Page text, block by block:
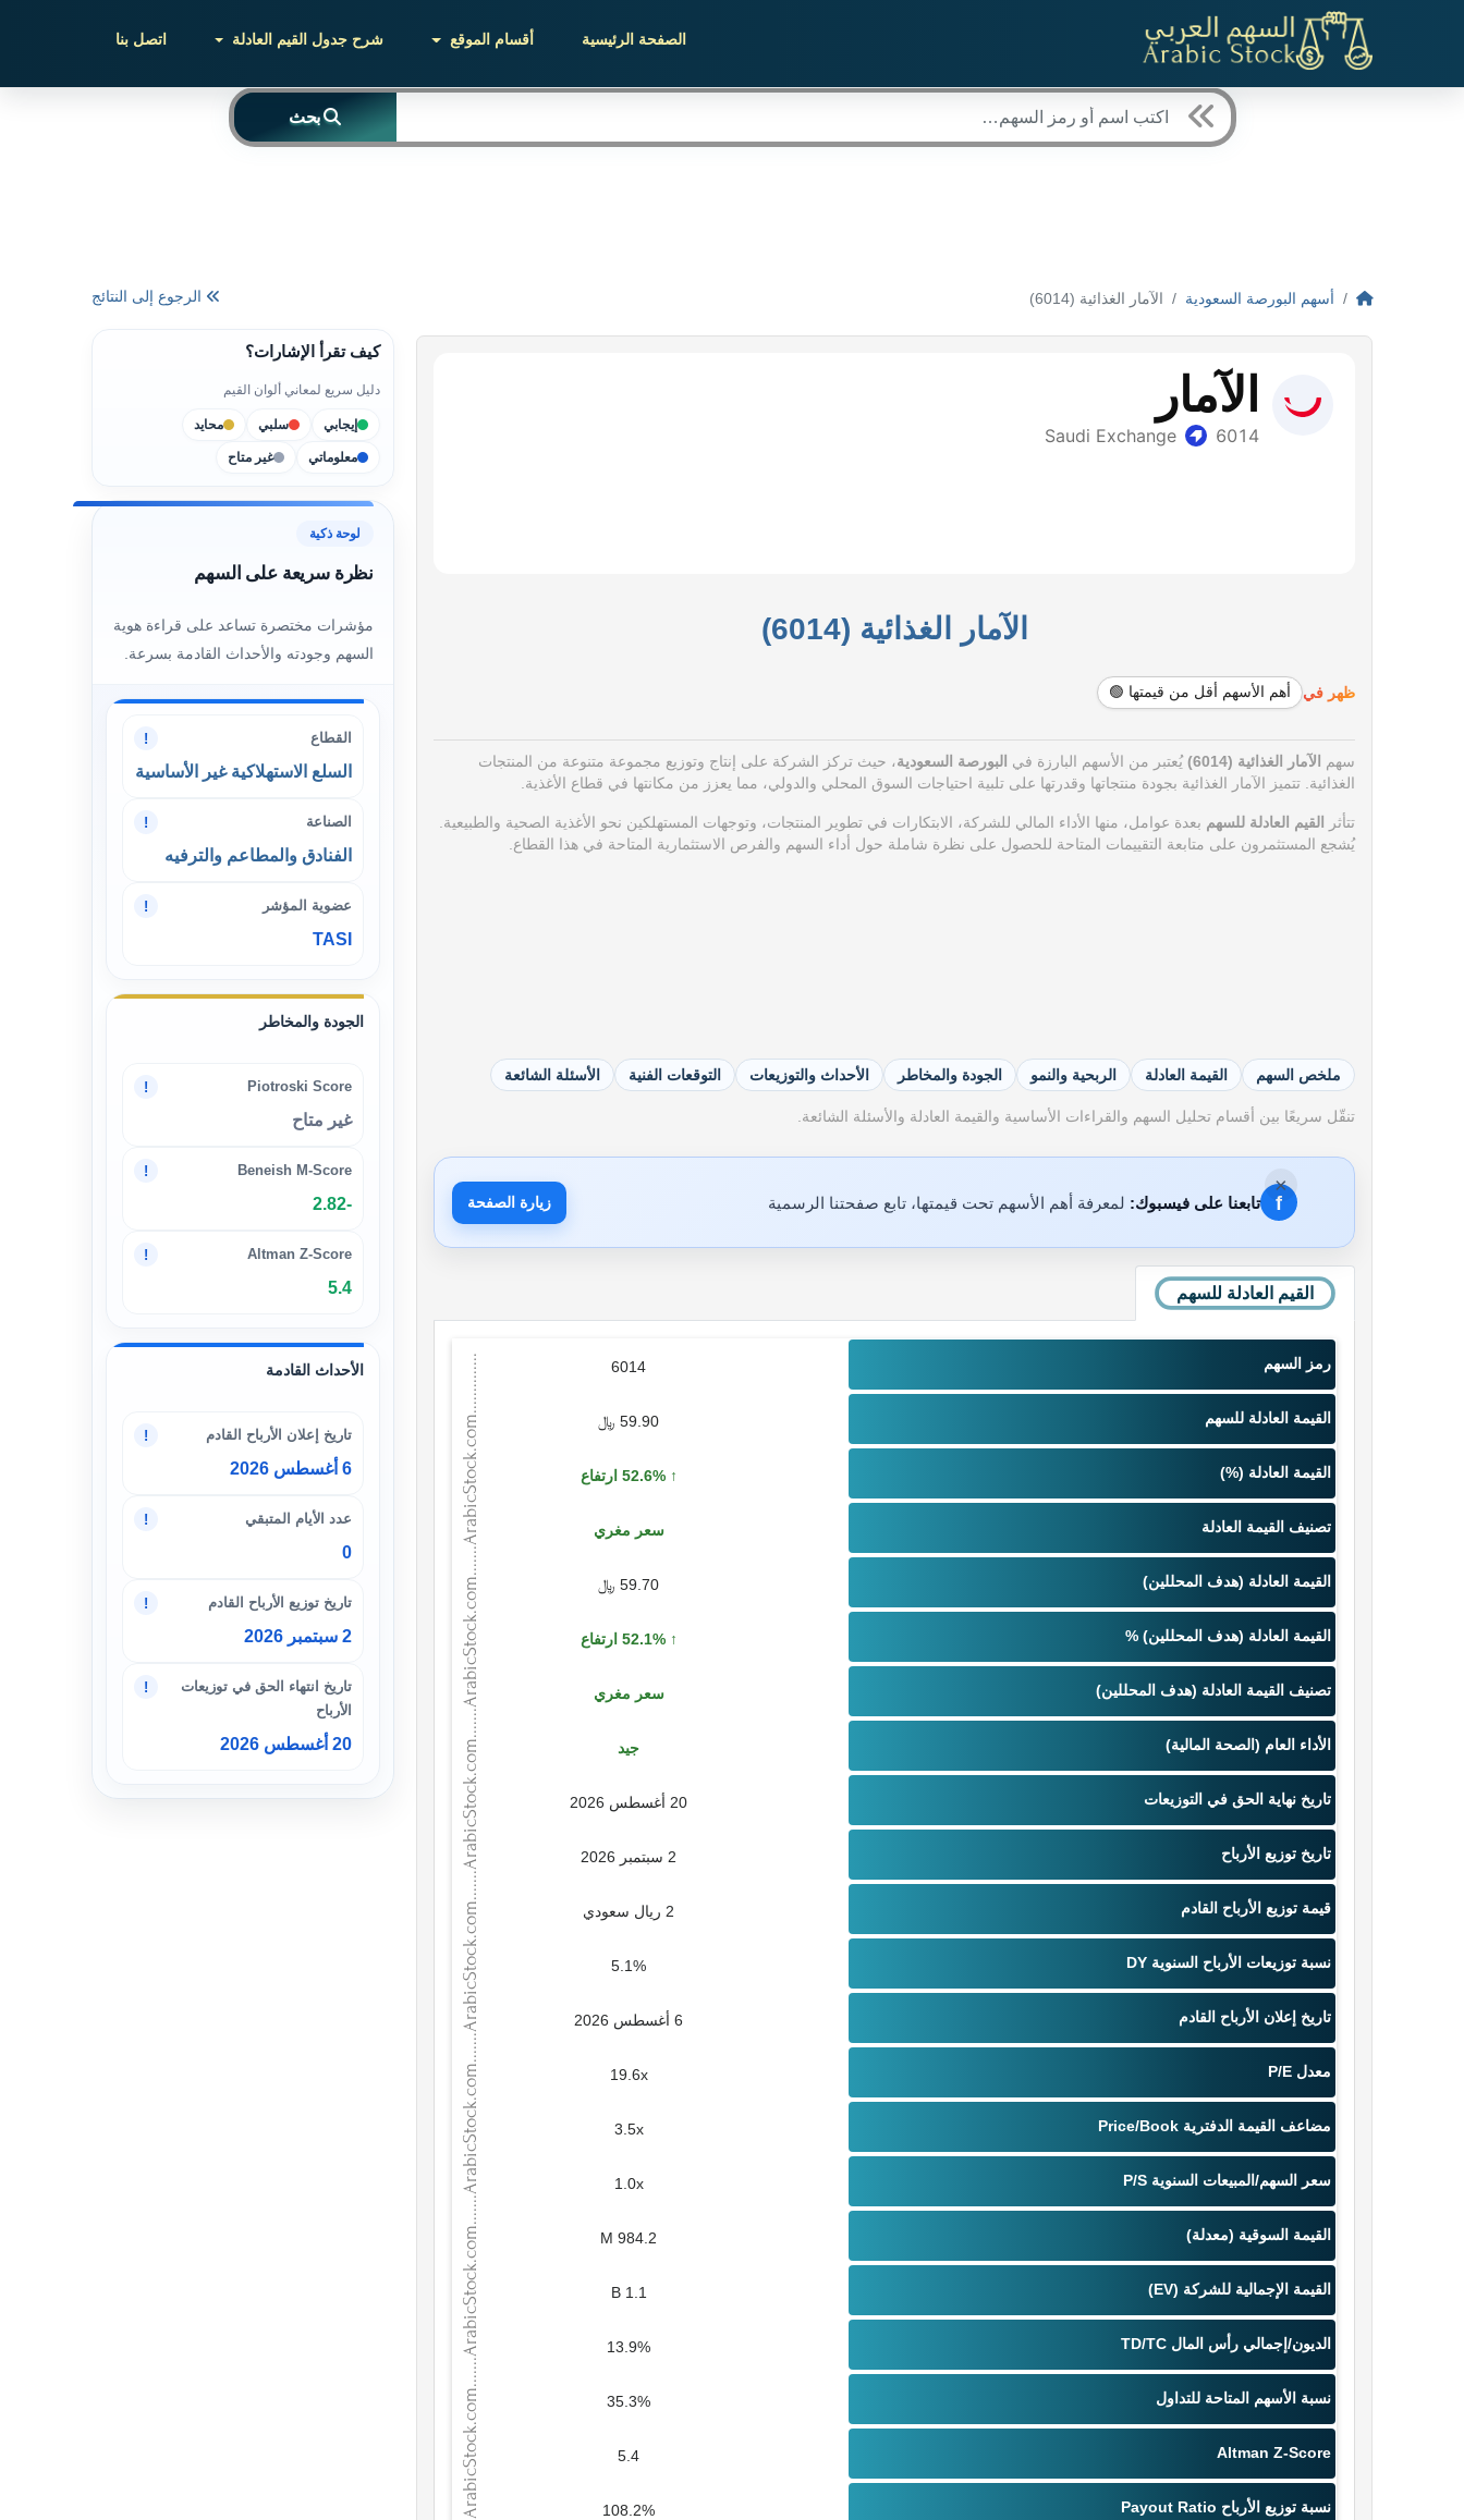
الصفحة الرئيسية أقسام الموقع شرح جدول القيم العادلة اتصل بنا
بحث
أسهم البورصة السعودية الآمار الغذائية (6014) الرجوع إلى النتائج
الآمار الغذائية (6014)
ظهر في أهم الأسهم أقل من قيمتها 🟢
سهم الآمار الغذائية (6014) يُعتبر من الأسهم البارزة في البورصة السعودية، حيث تركز الشركة على إنتاج وتوزيع مجموعة متنوعة من المنتجات
الغذائية. تتميز الآمار الغذائية بجودة منتجاتها وقدرتها على تلبية احتياجات السوق المحلي والدولي، مما يعزز من مكانتها في قطاع الأغذية.
تتأثر القيم العادلة للسهم بعدة عوامل، منها الأداء المالي للشركة، الابتكارات في تطوير المنتجات، وتوجهات المستهلكين نحو الأغذية الصحية والطبيعية.
يُشجع المستثمرون على متابعة التقييمات المتاحة للحصول على نظرة شاملة حول أداء السهم والفرص الاستثمارية المتاحة في هذا القطاع.
ملخص السهم القيمة العادلة الربحية والنمو الجودة والمخاطر الأحداث والتوزيعات التوقعات الفنية الأسئلة الشائعة
تنقّل سريعًا بين أقسام تحليل السهم والقراءات الأساسية والقيمة العادلة والأسئلة الشائعة.
×
f تابعنا على فيسبوك: لمعرفة أهم الأسهم تحت قيمتها، تابع صفحتنا الرسمية زيارة الصفحة
القيم العادلة للسهم
6014
59.90 ﷼
52.6% ارتفاع
سعر مغري
59.70 ﷼
52.1% ارتفاع
سعر مغري
جيد
20 أغسطس 2026
2 سبتمبر 2026
2 ريال سعودي
5.1%
6 أغسطس 2026
19.6x
3.5x
1.0x
984.2 M
1.1 B
13.9%
35.3%
5.4
108.2%
كيف تقرأ الإشارات؟
دليل سريع لمعاني ألوان القيم
إيجابي سلبي محايد
معلوماتي غير متاح
لوحة ذكية
نظرة سريعة على السهم
مؤشرات مختصرة تساعد على قراءة هوية
السهم وجودته والأحداث القادمة بسرعة.
القطاع !
السلع الاستهلاكية غير الأساسية
الصناعة !
الفنادق والمطاعم والترفيه
عضوية المؤشر !
TASI
الجودة والمخاطر
Piotroski Score
!
غير متاح
Beneish M-Score
!
-2.82
Altman Z-Score
!
5.4
الأحداث القادمة
تاريخ إعلان الأرباح القادم !
6 أغسطس 2026
عدد الأيام المتبقي !
0
تاريخ توزيع الأرباح القادم !
2 سبتمبر 2026
تاريخ انتهاء الحق في توزيعات
الأرباح
!
20 أغسطس 2026